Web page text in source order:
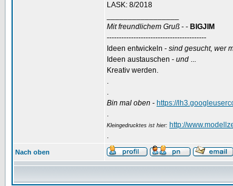
LASK: 8/2018
Mit freundlichem Gruß - - BIGJIM
-----------------------------------------
Ideen entwickeln - sind gesucht, wer
Ideen austauschen - und ...
Kreativ werden.
.
.
Bin mal oben - https://
.
Kleingedrucktes ist hier: http://
.
Nach oben